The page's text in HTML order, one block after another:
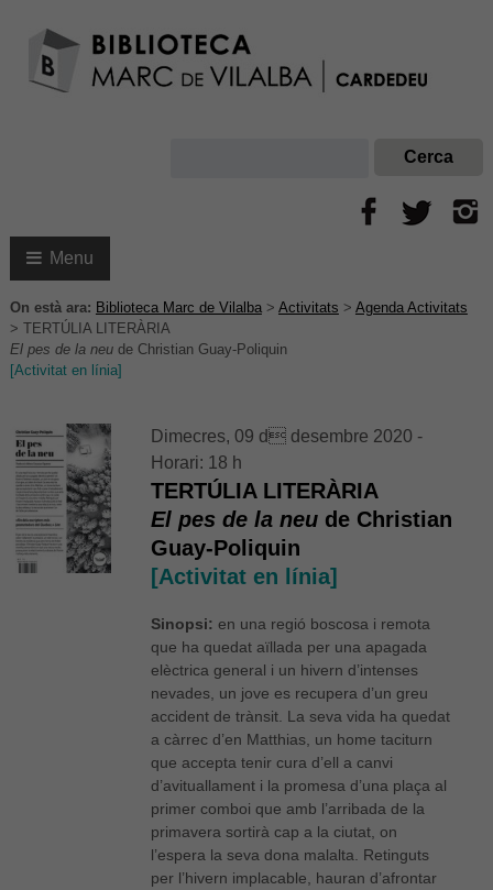
Menu
On està ara: Biblioteca Marc de Vilalba> Activitats > Agenda Activitats
> TERTÚLIA LITERÀRIA
El pes de la neude Christian Guay-Poliquin
[Activitat en línia]
Dimecres, 09 d desembre 2020 -
Horari: 18 h
TERTÚLIA LITERÀRIA
El pes de la neu de Christian
Guay-Poliquin
[Activitat en línia]
Sinopsi: en una regió boscosa i remota
que ha quedat aïllada per una apagada
elèctrica general i un hivern d’intenses
nevades, un jove es recupera d’un greu
accident de trànsit. La seva vida ha quedat
a càrrec d’en Matthias, un home taciturn
que accepta tenir cura d’ell a canvi
d’avituallament i la promesa d’una plaça al
primer comboi que amb l’arribada de la
primavera sortirà cap a la ciutat, on
l’espera la seva dona malalta. Retinguts
per l’hivern implacable, hauran d’afrontar